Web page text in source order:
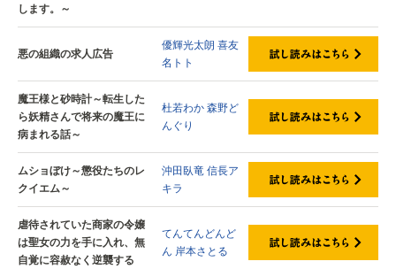
します。～
悪の組織の求人広告
優輝光太朗 喜友
名トト
魔王様と砂時計～転生した
ら妖精さんで将来の魔王に
病まれる話～
杜若わか森野ど
んぐり
ムショぼけ～懲役たちのレ
クイエム～
沖田臥竜信長ア
キラ
虐待されていた商家の令嬢
は聖女の力を手に入れ、無
自覚に容赦なく逆襲する
てんてんどんど
ん 岸本さとる